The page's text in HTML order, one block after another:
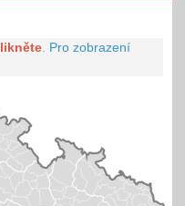
Pro zobrazení